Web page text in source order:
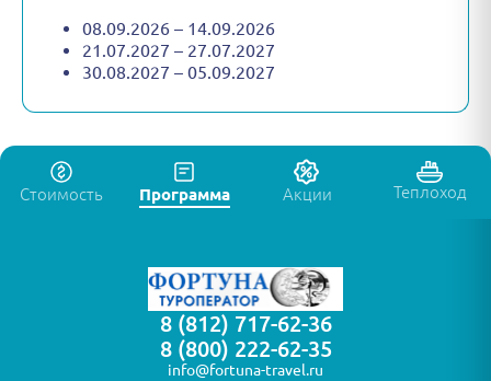
08.09.2026 – 14.09.2026
21.07.2027 – 27.07.2027
30.08.2027 – 05.09.2027
Стоимость Программа Акции Теплоход
8 (812) 717-62-36
8 (800) 222-62-35
info@fortuna-travel.ru